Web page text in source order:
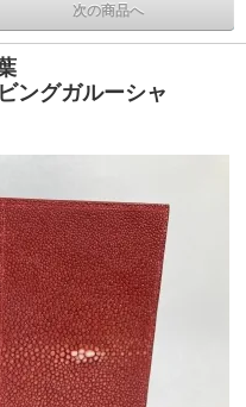
次の商品へ
グガルーシャ